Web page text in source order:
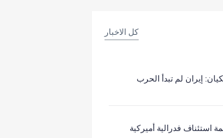
كل الاخبار
إيران لم تبدأ الحرب
استئناف فدرالية أميركية